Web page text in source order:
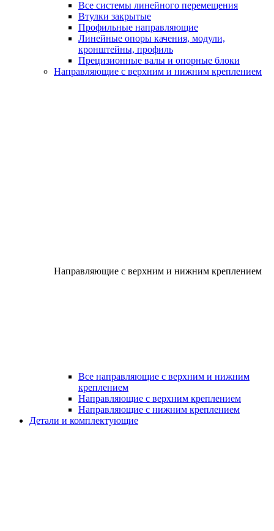
Все системы линейного перемещения
Втулки закрытые
Профильные направляющие
Линейные опоры качения, модули,
кронштейны, профиль
Прецизионные валы и опорные блоки
Направляющие с верхним и нижним креплением
Направляющие с верхним и нижним креплением
Все направляющие с верхним и нижним
креплением
Направляющие с верхним креплением
Направляющие с нижним креплением
Детали и комплектующие